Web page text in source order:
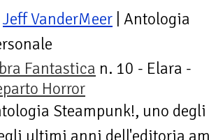
Jeff VanderMeer | Antologia
Fantastica n. 10 - Elara -
Horror
Steampunk!, uno